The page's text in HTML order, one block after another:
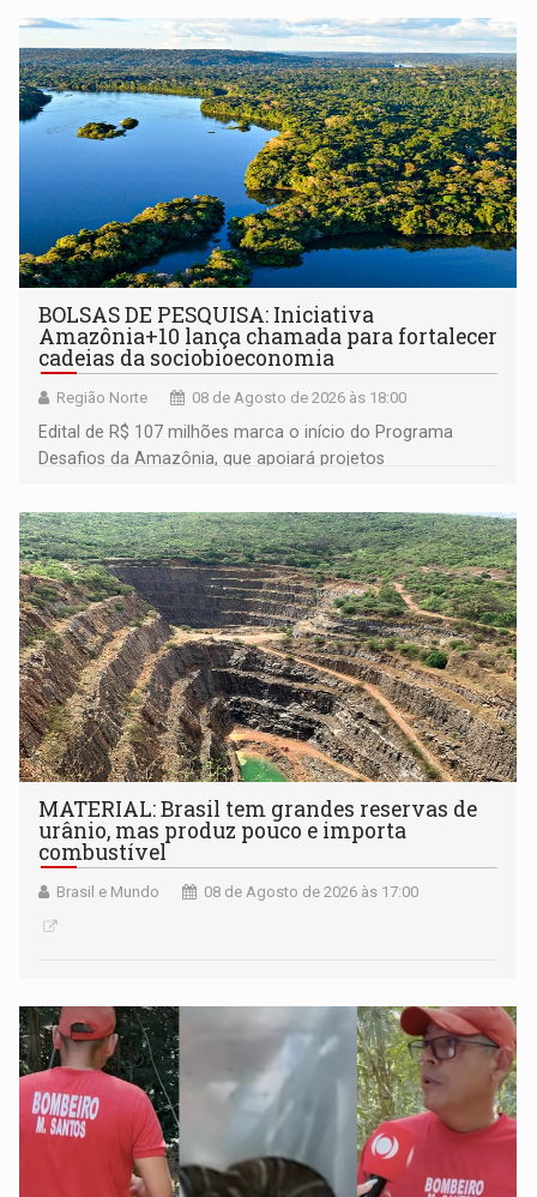
BOLSAS DE PESQUISA: Iniciativa
Amazônia+10 lança chamada para fortalecer
cadeias da sociobioeconomia
Região Norte 08 de Agosto de 2026 às 18:00
Edital de R$ 107 milhões marca o início do Programa
Desafios da Amazônia, que apoiará projetos
submissão de pré-propostas poderá ser feita até 1º de
setembro
MATERIAL: Brasil tem grandes reservas de
urânio, mas produz pouco e importa
combustível
Brasil e Mundo 08 de Agosto de 2026 às 17:00